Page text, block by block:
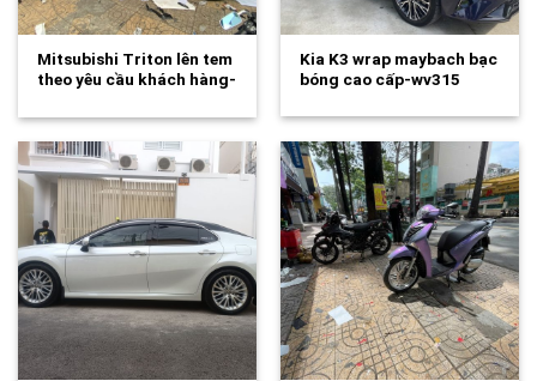
Mitsubishi Triton lên tem
theo yêu cầu khách hàng-
Kia K3 wrap maybach bạc
bóng cao cấp-wv315